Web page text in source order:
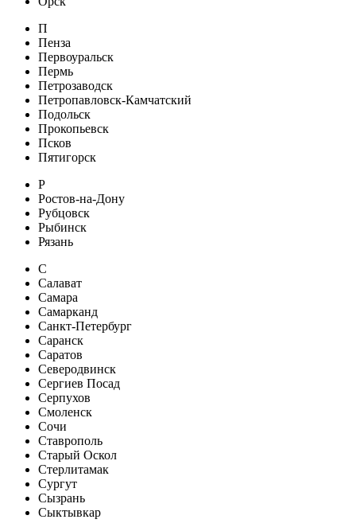
П
Пенза
Первоуральск
Пермь
Петрозаводск
Петропавловск-Камчатский
Подольск
Прокопьевск
Псков
Пятигорск
Р
Ростов-на-Дону
Рубцовск
Рыбинск
Рязань
С
Салават
Самара
Самарканд
Санкт-Петербург
Саранск
Саратов
Северодвинск
Сергиев Посад
Серпухов
Смоленск
Сочи
Ставрополь
Старый Оскол
Стерлитамак
Сургут
Сызрань
Сыктывкар